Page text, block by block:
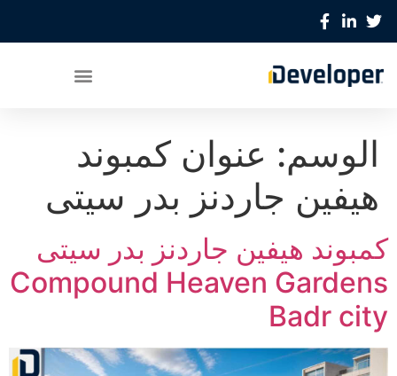
الوسم: عنوان كمبوند
هيفين جاردنز بدر سيتى
كمبوند هيفين جاردنز بدر سيتى
Compound Heaven Gardens
Badr city